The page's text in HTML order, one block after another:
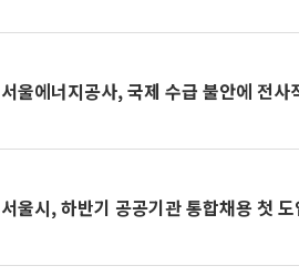
서울에너지공사, 국제 수급 불안에 전사
서울시, 하반기 공공기관 통합채용 첫